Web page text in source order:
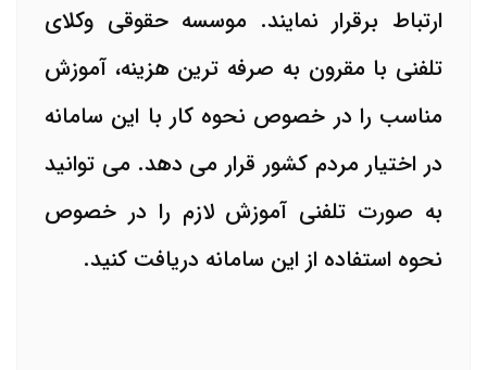
ارتباط برقرار نمایند. موسسه حقوقی وکلای
تلفنی با مقرون به صرفه ترین هزینه، آموزش
مناسب را در خصوص نحوه کار با این سامانه
در اختیار مردم کشور قرار می دهد. می توانید
به صورت تلفنی آموزش لازم را در خصوص
نحوه استفاده از این سامانه دریافت کنید.